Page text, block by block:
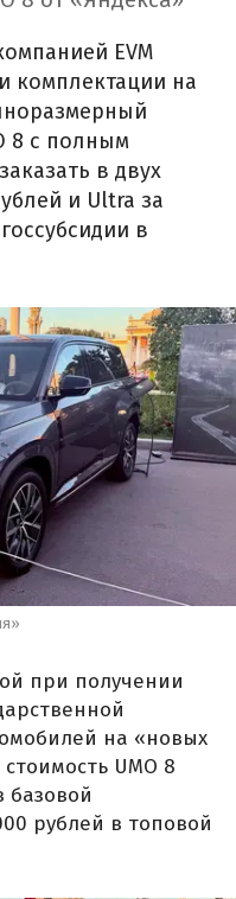
EVM
комплектации на
8 с полным
в двух
и Ultra за
в
при получении
на «новых
UMO 8
базовой
рублей в топовой